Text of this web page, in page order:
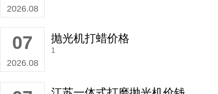
2026.08
07
2026.08
抛光机打蜡价格
1